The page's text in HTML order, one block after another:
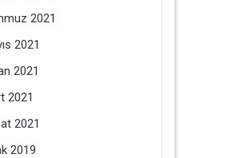
2021
2021
2021
2021
2021
2019